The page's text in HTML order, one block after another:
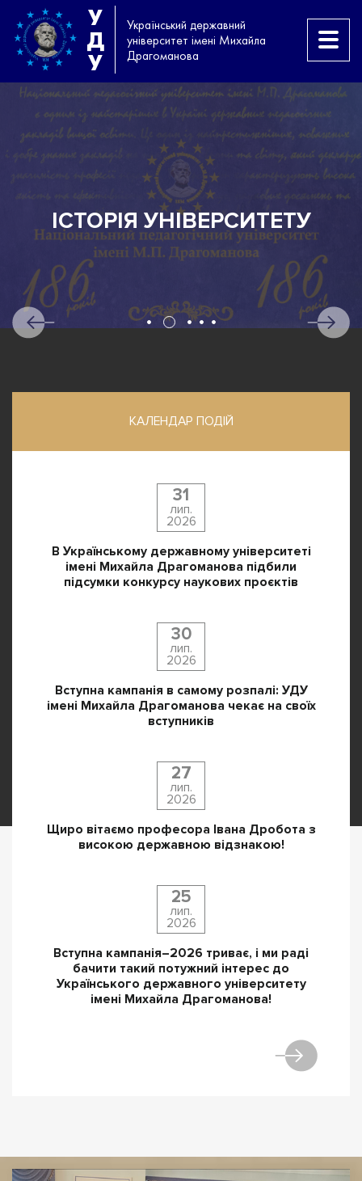
У
Д
У
Український державний
університет імені Михайла
Драгоманова
ІСТОРІЯ УНІВЕРСИТЕТУ
КАЛЕНДАР ПОДІЙ
31
лип.
2026
В Українському державному університеті
імені Михайла Драгоманова підбили
підсумки конкурсу наукових проєктів
30
лип.
2026
Вступна кампанія в самому розпалі: УДУ
імені Михайла Драгоманова чекає на своїх
вступників
27
лип.
2026
Щиро вітаємо професора Івана Дробота з
високою державною відзнакою!
25
лип.
2026
Вступна кампанія–2026 триває, і ми раді
бачити такий потужний інтерес до
Українського державного університету
імені Михайла Драгоманова!